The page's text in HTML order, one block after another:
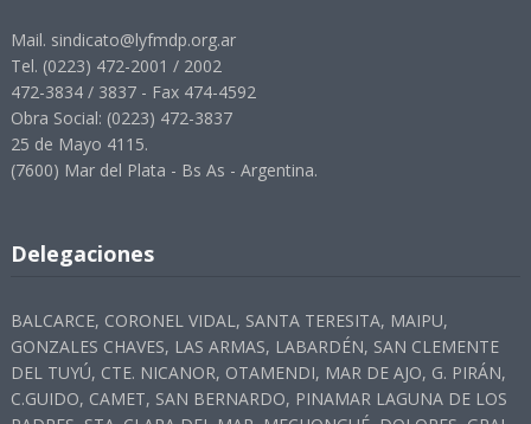
Mail. sindicato@lyfmdp.org.ar
Tel. (0223) 472-2001 / 2002
472-3834 / 3837 - Fax 474-4592
Obra Social: (0223) 472-3837
25 de Mayo 4115.
(7600) Mar del Plata - Bs As - Argentina.
Delegaciones
BALCARCE, CORONEL VIDAL, SANTA TERESITA, MAIPU,
GONZALES CHAVES, LAS ARMAS, LABARDÉN, SAN CLEMENTE
DEL TUYÚ, CTE. NICANOR, OTAMENDI, MAR DE AJO, G. PIRÁN,
C.GUIDO, CAMET, SAN BERNARDO, PINAMAR LAGUNA DE LOS